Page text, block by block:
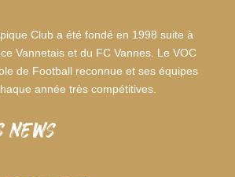
Club a été fondé en 1998 suite à
Vannetais et du FC Vannes. Le VOC
de Football reconnue et ses équipes
année très compétitives.
news